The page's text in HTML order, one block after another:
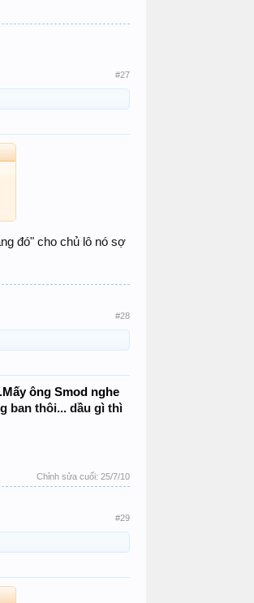
#27
đó" cho chủ lô nó sợ
#28
ông Smod nghe
ban thôi... dầu gì thì
Chỉnh sửa cuối: 25/7/10
#29